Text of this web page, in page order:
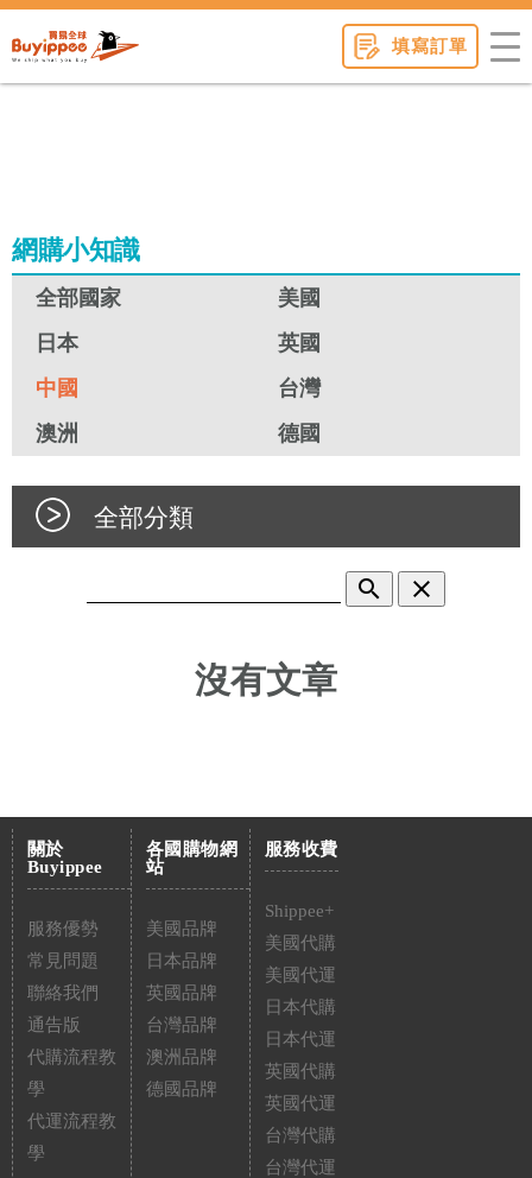
填寫訂單
網購小知識
全部國家
美國
日本
英國
中國
台灣
澳洲
德國
全部分類
search clear
沒有文章
關於
Buyippee
服務優勢
常見問題
聯絡我們
通告版
代購流程教
學
代運流程教
學
各國購物網
站
美國品牌
日本品牌
英國品牌
台灣品牌
澳洲品牌
德國品牌
服務收費
Shippee+
美國代購
美國代運
日本代購
日本代運
英國代購
英國代運
台灣代購
台灣代運